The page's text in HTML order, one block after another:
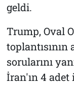
geldi.
Trump, Oval
sorularını
İran'ın 4